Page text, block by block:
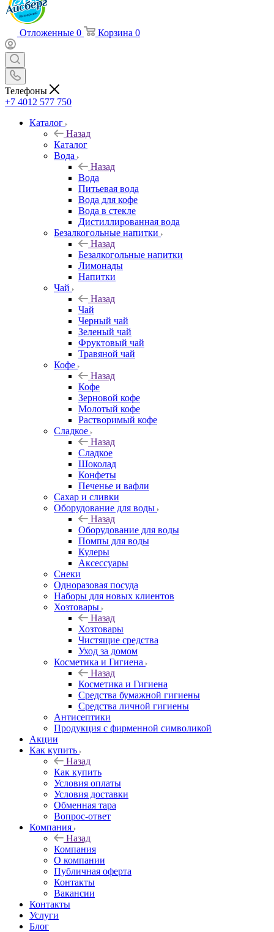
Отложенные 0 Корзина 0
Телефоны
+7 4012 577 750
Каталог
Назад
Каталог
Вода
Назад
Вода
Питьевая вода
Вода для кофе
Вода в стекле
Дистиллированная вода
Безалкогольные напитки
Назад
Безалкогольные напитки
Лимонады
Напитки
Чай
Назад
Чай
Черный чай
Зеленый чай
Фруктовый чай
Травяной чай
Кофе
Назад
Кофе
Зерновой кофе
Молотый кофе
Растворимый кофе
Сладкое
Назад
Сладкое
Шоколад
Конфеты
Печенье и вафли
Сахар и сливки
Оборудование для воды
Назад
Оборудование для воды
Помпы для воды
Кулеры
Аксессуары
Снеки
Одноразовая посуда
Наборы для новых клиентов
Хозтовары
Назад
Хозтовары
Чистящие средства
Уход за домом
Косметика и Гигиена
Назад
Косметика и Гигиена
Средства бумажной гигиены
Средства личной гигиены
Антисептики
Продукция с фирменной символикой
Акции
Как купить
Назад
Как купить
Условия оплаты
Условия доставки
Обменная тара
Вопрос-ответ
Компания
Назад
Компания
О компании
Публичная оферта
Контакты
Вакансии
Контакты
Услуги
Блог